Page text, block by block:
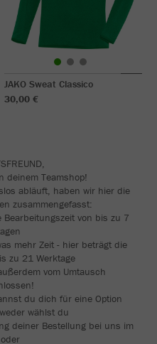
JAKO Sweat Classico
30,00 €
deinem Teamshop!
abläuft, haben wir hier die
zusammengefasst:
von bis zu 7
mehr Zeit - hier beträgt die
zu 21 Werktage
vom Umtausch
du dich für eine Option
wählst du
deiner Bestellung bei uns im